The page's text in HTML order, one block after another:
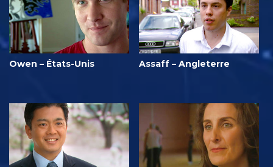
Owen – États-Unis Assaff – Angleterre